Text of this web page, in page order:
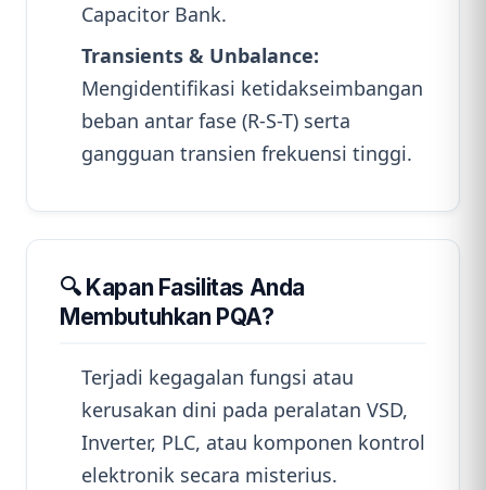
Capacitor Bank.
Transients & Unbalance:
Mengidentifikasi ketidakseimbangan
beban antar fase (R-S-T) serta
gangguan transien frekuensi tinggi.
🔍 Kapan Fasilitas Anda
Membutuhkan PQA?
Terjadi kegagalan fungsi atau
kerusakan dini pada peralatan VSD,
Inverter, PLC, atau komponen kontrol
elektronik secara misterius.